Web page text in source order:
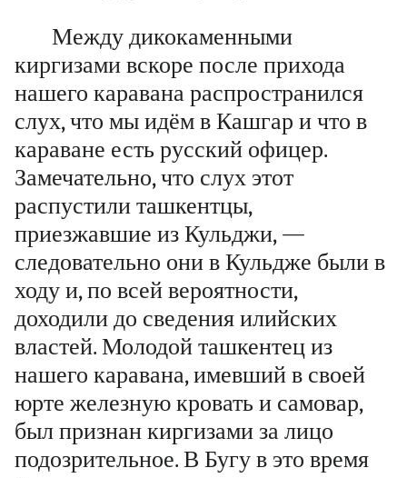
Между дикокаменными
киргизами вскоре после прихода
нашего каравана распространился
слух, что мы идём в Кашгар и что в
караване есть русский офицер.
Замечательно, что слух этот
распустили ташкентцы,
приезжавшие из Кульджи, —
следовательно они в Кульдже были в
ходу и, по всей вероятности,
доходили до сведения илийских
властей. Молодой ташкентец из
нашего каравана, имевший в своей
юрте железную кровать и самовар,
был признан киргизами за лицо
подозрительное. В Бугу в это время